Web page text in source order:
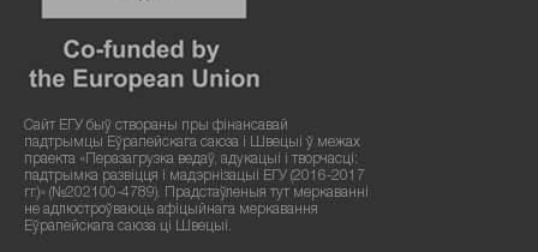
Сайт ЕГУ быў створаны пры фінансавай
падтрымцы Еўрапейскага саюза і Швецыі ў межах
праекта «Перазагрузка ведаў, адукацыі і творчасці:
падтрымка развіцця і мадэрнізацыі ЕГУ (2016-2017
гг.)» (№202100-4789). Прадстаўленыя тут меркаванні
не адлюстроўваюць афіцыйнага меркавання
Еўрапейскага саюза ці Швецыі.